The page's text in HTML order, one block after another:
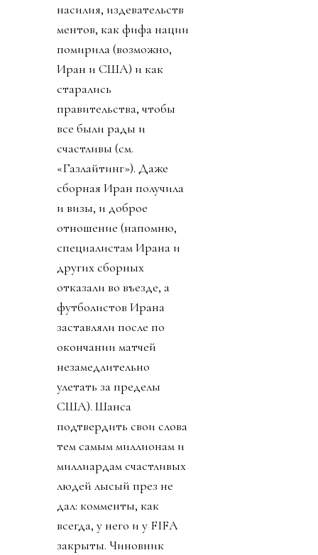
насилия, издевательств
ментов, как фифа нации
помирила (возможно,
Иран и США) и как
старались
правительства, чтобы
все были рады и
счастливы (см.
«Газлайтинг»). Даже
сборная Иран получила
и визы, и доброе
отношение (напомню,
специалистам Ирана и
других сборных
отказали во въезде, а
футболистов Ирана
заставляли после по
окончании матчей
незамедлительно
улетать за пределы
США). Шанса
подтвердить свои слова
тем самым миллионам и
миллиардам счастливых
людей лысый през не
дал: комменты, как
всегда, у него и у FIFA
закрыты. Чиновник